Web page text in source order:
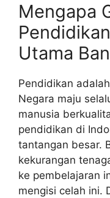
Mengapa
Utama
Pendidikan
Negara maju
manusia
pendidikan di
tantangan besar.
kekurangan
ke pembelajaran
mengisi celah ini.